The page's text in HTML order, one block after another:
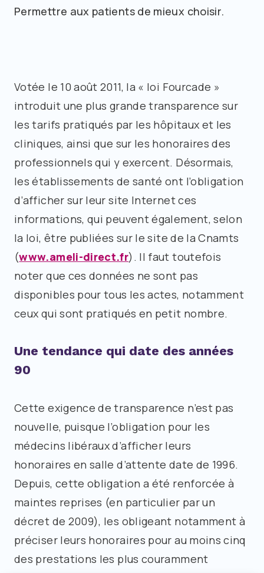
Permettre aux patients de mieux choisir.
Votée le 10 août 2011, la « loi Fourcade »
introduit une plus grande transparence sur
les tarifs pratiqués par les hôpitaux et les
cliniques, ainsi que sur les honoraires des
professionnels qui y exercent. Désormais,
les établissements de santé ont l’obligation
d’afficher sur leur site Internet ces
informations, qui peuvent également, selon
la loi, être publiées sur le site de la Cnamts
(www.ameli-direct.fr). Il faut toutefois
noter que ces données ne sont pas
disponibles pour tous les actes, notamment
ceux qui sont pratiqués en petit nombre.
Une tendance qui date des années
90
Cette exigence de transparence n’est pas
nouvelle, puisque l’obligation pour les
médecins libéraux d’afficher leurs
honoraires en salle d’attente date de 1996.
Depuis, cette obligation a été renforcée à
maintes reprises (en particulier par un
décret de 2009), les obligeant notamment à
préciser leurs honoraires pour au moins cinq
des prestations les plus couramment